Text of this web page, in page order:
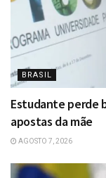
BRASIL
Estudante perde
apostas da mãe
AGOSTO 7, 2026